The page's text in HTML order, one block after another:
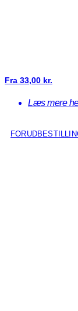
Fra 33,00 kr.
Læs mere